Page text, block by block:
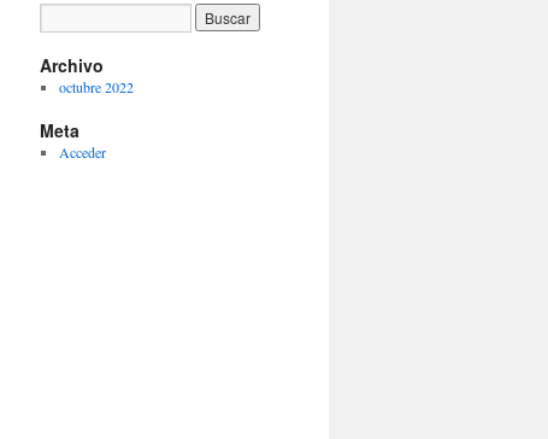
Archivo
octubre 2022
Meta
Acceder